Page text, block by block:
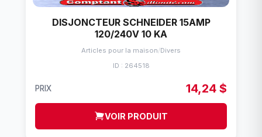
DISJONCTEUR SCHNEIDER 15AMP
120/240V 10 KA
Articles pour la maison/Divers
ID : 264518
PRIX 14,24 $
VOIR PRODUIT